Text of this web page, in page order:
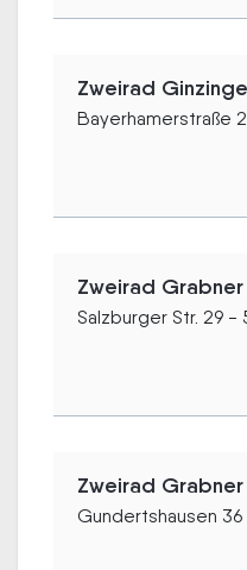
Zweirad
Bayerhamerstraße
Zweirad
Salzburger Str. 29 -
Zweirad
Gundertshausen